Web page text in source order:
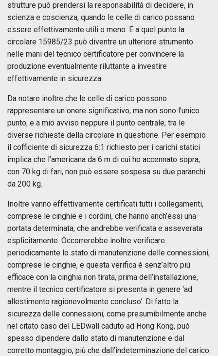
strutture può prendersi la responsabilità di decidere, in
scienza e coscienza, quando le celle di carico possano
essere effettivamente utili o meno. E a quel punto la
circolare 15985/23 può diventre un ulteriore strumento
nelle mani del tecnico certificatore per convincere la
produzione eventualmente riluttante a investire
effettivamente in sicurezza.
Da notare inoltre che le celle di carico possono
rappresentare un onere significativo, ma non sono l’unico
punto, e a mio avviso neppure il punto centrale, tra le
diverse richieste della circolare in questione. Per esempio
il cofficiente di sicurezza 6:1 richiesto per i carichi statici
implica che l’americana da 6 m di cui ho accennato sopra,
con 70 kg di fari, non può essere sospesa su due paranchi
da 200 kg.
Inoltre vanno effettivamente certificati tutti i collegamenti,
comprese le cinghie e i cordini, che hanno anch’essi una
portata determinata, che andrebbe verificata e asseverata
esplicitamente. Occorrerebbe inoltre verificare
periodicamente lo stato di manutenzione delle connessioni,
comprese le cinghie, e questa verifica è senz’altro più
efficace con la cinghia non tirata, prima dell’installazione,
mentre il tecnico certificatore si presenta in genere ‘ad
allestimento ragionevolmente concluso’. Di fatto la
sicurezza delle connessioni, come presumibilmente anche
nel citato caso del LEDwall caduto ad Hong Kong, può
spesso dipendere dallo stato di manutenzione e dal
corretto montaggio, più che dall’indeterminazione del carico.